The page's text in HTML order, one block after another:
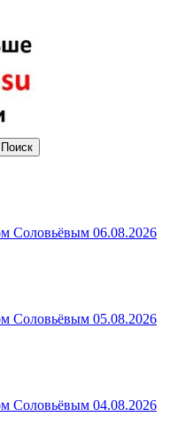
Соловьёвым 06.08.2026
Соловьёвым 05.08.2026
Соловьёвым 04.08.2026